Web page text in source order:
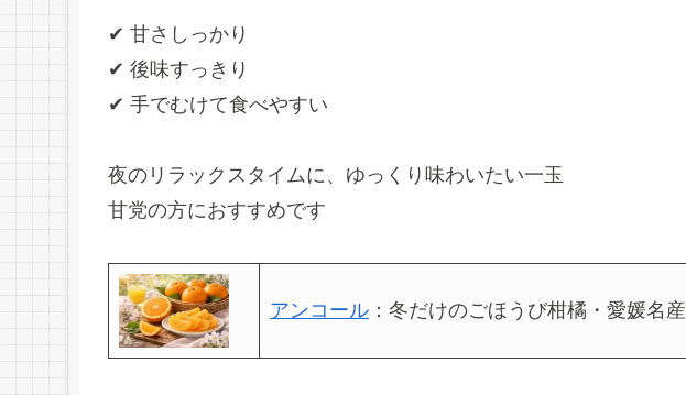
✔ 甘さしっかり
✔ 後味すっきり
✔ 手でむけて食べやすい
夜のリラックスタイムに、ゆっくり味わいたい一玉
甘党の方におすすめです
アンコール ：冬だけのごほうび柑橘・愛媛名